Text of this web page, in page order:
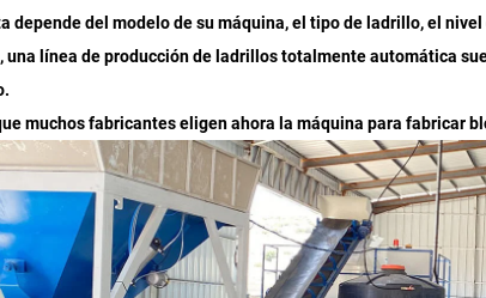
depende del modelo de su máquina, el tipo de ladrillo, el
una línea de producción de ladrillos totalmente automática
muchos fabricantes eligen ahora la máquina para fabricar